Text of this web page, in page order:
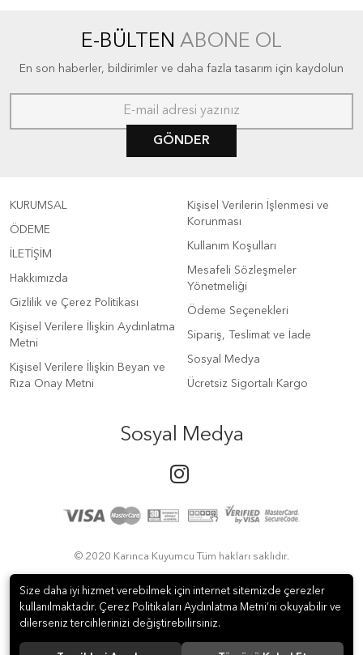
E-BÜLTEN ABONE OL
En son haberler, bildirimler ve daha fazla tasarım için kaydolun
GÖNDER
KURUMSAL
ÖDEME
İLETİŞİM
Hakkımızda
Gizlilik ve Çerez Politikası
Kişisel Verilere İlişkin Aydınlatma
Metni
Kişisel Verilere İlişkin Beyan ve
Rıza Onay Metni
Kişisel Verilerin İşlenmesi ve
Korunması
Kullanım Koşulları
Mesafeli Sözleşmeler
Yönetmeliği
Ödeme Seçenekleri
Sipariş, Teslimat ve İade
Sosyal Medya
Ücretsiz Sigortalı Kargo
Sosyal Medya
© 2020 Karınca Kuyumcu Tüm hakları saklıdır.
Size daha iyi hizmet verebilmek için internet sitemizde çerezler
kullanılmaktadır. Çerez Politikaları Aydınlatma Metni’ni okuyabilir ve
dilerseniz tercihlerinizi değiştirebilirsiniz.